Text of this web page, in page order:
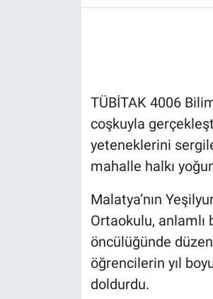
TÜBİTAK 4006
coşkuyla
yeteneklerini
mahalle halkı
Malatya’nın
Ortaokulu, anlamlı
öncülüğünde
öğrencilerin yıl
doldurdu.